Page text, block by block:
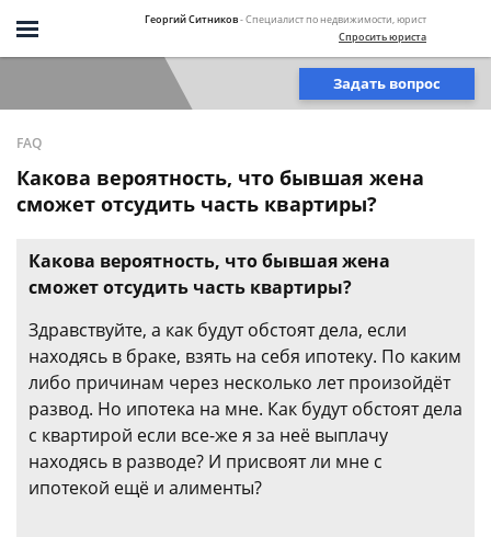
Георгий Ситников- Специалист по недвижимости, юрист
Спросить юриста
Задать вопрос
FAQ
Какова вероятность, что бывшая жена
сможет отсудить часть квартиры?
Какова вероятность, что бывшая жена
сможет отсудить часть квартиры?
Здравствуйте, а как будут обстоят дела, если
находясь в браке, взять на себя ипотеку. По каким
либо причинам через несколько лет произойдёт
развод. Но ипотека на мне. Как будут обстоят дела
с квартирой если все-же я за неё выплачу
находясь в разводе? И присвоят ли мне с
ипотекой ещё и алименты?